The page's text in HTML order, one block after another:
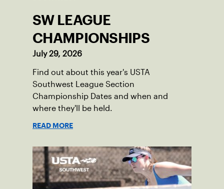
SW LEAGUE
CHAMPIONSHIPS
July 29, 2026
Find out about this year's USTA
Southwest League Section
Championship Dates and when and
where they'll be held.
READ MORE